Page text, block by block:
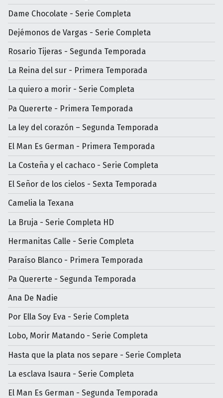
Dame Chocolate - Serie Completa
Dejémonos de Vargas - Serie Completa
Rosario Tijeras - Segunda Temporada
La Reina del sur - Primera Temporada
La quiero a morir - Serie Completa
Pa Quererte - Primera Temporada
La ley del corazón – Segunda Temporada
El Man Es German - Primera Temporada
La Costeña y el cachaco - Serie Completa
El Señor de los cielos - Sexta Temporada
Camelia la Texana
La Bruja - Serie Completa HD
Hermanitas Calle - Serie Completa
Paraíso Blanco - Primera Temporada
Pa Quererte - Segunda Temporada
Ana De Nadie
Por Ella Soy Eva - Serie Completa
Lobo, Morir Matando - Serie Completa
Hasta que la plata nos separe - Serie Completa
La esclava Isaura - Serie Completa
El Man Es German - Segunda Temporada